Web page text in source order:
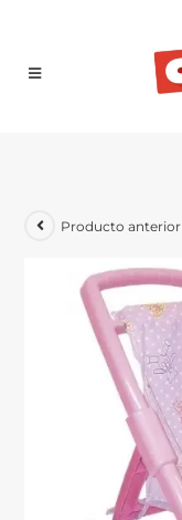
Producto anterior